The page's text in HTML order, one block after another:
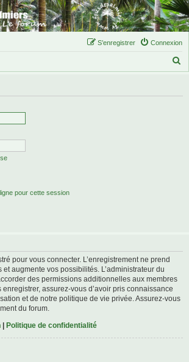
Connexion
S’enregistrer
pour cette session
pour vous connecter. L’enregistrement ne prend
augmente vos possibilités. L’administrateur du
des permissions additionnelles aux membres
enregistrer, assurez-vous d’avoir pris connaissance
et de notre politique de vie privée. Assurez-vous
du forum.
| Politique de confidentialité